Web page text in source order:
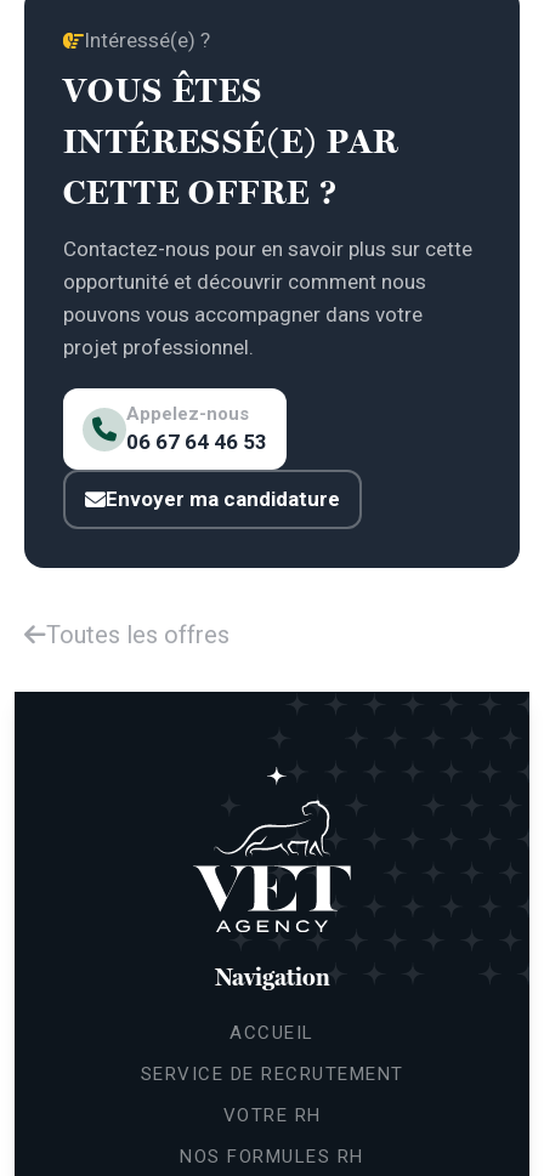
Intéressé(e) ?
VOUS ÊTES
INTÉRESSÉ(E) PAR
CETTE OFFRE ?
Contactez-nous pour en savoir plus sur cette
opportunité et découvrir comment nous
pouvons vous accompagner dans votre
projet professionnel.
Appelez-nous
06 67 64 46 53
Envoyer ma candidature
Toutes les offres
Navigation
ACCUEIL
SERVICE DE RECRUTEMENT
VOTRE RH
NOS FORMULES RH